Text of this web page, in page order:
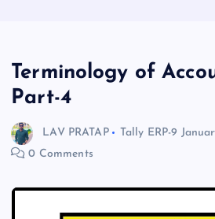
Terminology of
Part-4
LAV PRATAP Tally ERP-9
0 Comments